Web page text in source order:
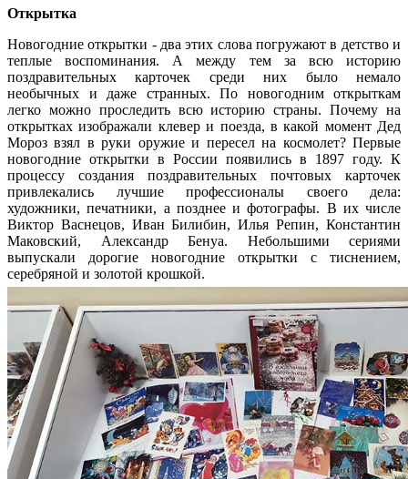
Открытка
Новогодние открытки - два этих слова погружают в детство и
теплые воспоминания. А между тем за всю историю
поздравительных карточек среди них было немало
необычных и даже странных. По новогодним открыткам
легко можно проследить всю историю страны. Почему на
открытках изображали клевер и поезда, в какой момент Дед
Мороз взял в руки оружие и пересел на космолет? Первые
новогодние открытки в России появились в 1897 году. К
процессу создания поздравительных почтовых карточек
привлекались лучшие профессионалы своего дела:
художники, печатники, а позднее и фотографы. В их числе
Виктор Васнецов, Иван Билибин, Илья Репин, Константин
Маковский, Александр Бенуа. Небольшими сериями
выпускали дорогие новогодние открытки с тиснением,
серебряной и золотой крошкой.